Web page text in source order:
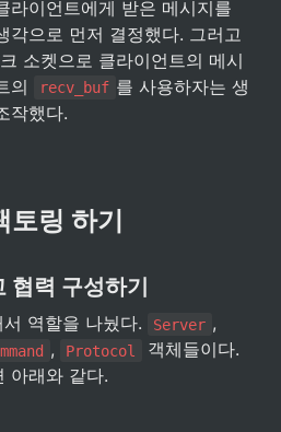
라이언트에게 받은 메시지를
소켓으로 클라이언트의 메시
의
recv_buf 를 사용하자는 생
작했다.
링 하기
협력 구성하기
역할을 나눴다. Server
, Protocol
객체들이다.
아래와 같다.